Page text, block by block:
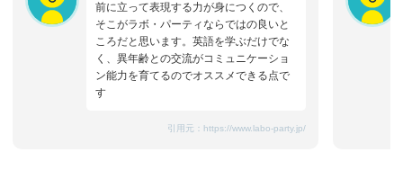
前に立って表現する力が身につくので、
そこがラボ・パーティならではの良いと
ころだと思います。英語を学ぶだけでな
く、異年齢との交流がコミュニケーショ
ン能力を育てるのでオススメできる点で
す
引用元： https://www.labo-party.jp/